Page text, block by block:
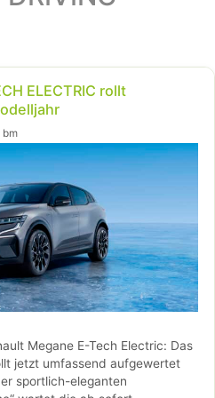
ELECTRIC rollt
bm
Megane E-Tech Electric: Das
jetzt umfassend aufgewertet
sportlich-eleganten